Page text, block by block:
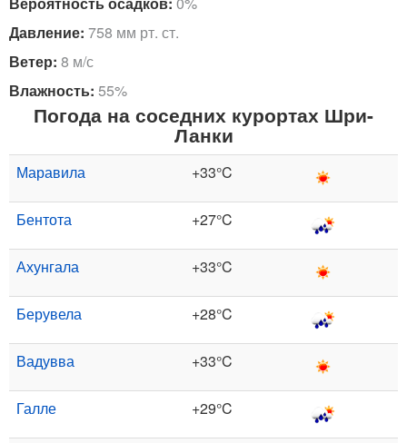
Давление: 758 мм рт. ст.
Ветер: 8 м/с
Влажность: 55%
Погода на соседних курортах Шри-
Ланки
Маравила +33°C
Бентота +27°C
Ахунгала +33°C
Берувела +28°C
Вадувва +33°C
Галле +29°C